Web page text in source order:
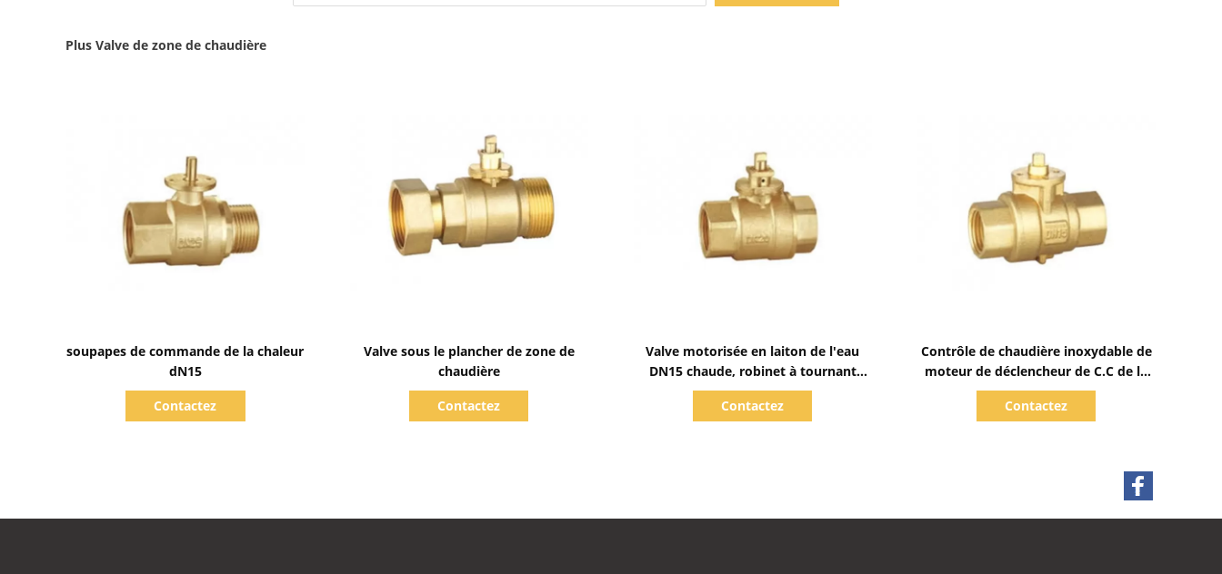
Plus Valve de zone de chaudière
soupapes de commande de la chaleur
dN15
Contactez
Valve sous le plancher de zone de
chaudière
Contactez
Valve motorisée en laiton de l'eau
DN15 chaude, robinet à tournant
sphérique électrique de système de
chauffage
Contactez
Contrôle de chaudière inoxydable de
moteur de déclencheur de C.C de la
valve PN16 de zone de la chaudière
DN15
Contactez